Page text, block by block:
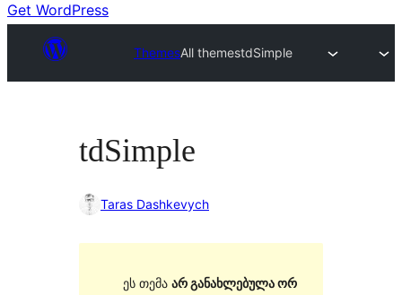
Get WordPress
ThemesAll themestdSimple
tdSimple
Taras Dashkevych
ეს თემა არ განახლებულა ორ